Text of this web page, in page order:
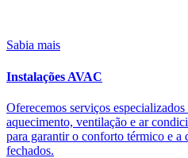
Sabia mais
Instalações AVAC
Oferecemos serviços
aquecimento, ventilação e ar
para garantir o conforto térmico e a
fechados.